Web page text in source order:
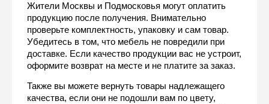
Жители Москвы и Подмосковья могут оплатить
продукцию после получения. Внимательно
проверьте комплектность, упаковку и сам товар.
Убедитесь в том, что мебель не повредили при
доставке. Если качество продукции вас не устроит,
оформите возврат на месте и не платите за заказ.
Также вы можете вернуть товары надлежащего
качества, если они не подошли вам по цвету,